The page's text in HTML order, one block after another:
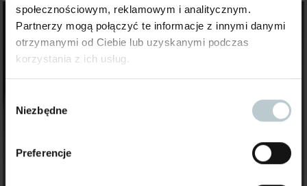
społecznościowym, reklamowym i analitycznym.
Partnerzy mogą połączyć te informacje z innymi danymi
otrzymanymi od Ciebie lub uzyskanymi podczas
korzystania z ich usług.
zgody
Niezbędne
Preferencje